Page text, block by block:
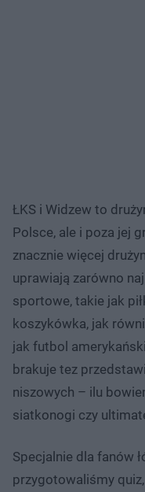
ŁKS i Widzew to
Polsce, ale i poza jej
znacznie więcej
uprawiają zarówno
sportowe, takie jak
koszykówka, jak
jak futbol
brakuje tez
niszowych – ilu
siatkonogi czy
Specjalnie dla fanów
przygotowaliśmy